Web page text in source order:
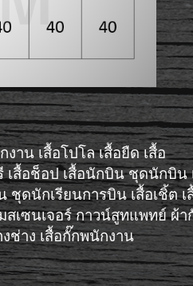
งานเสื้อโปโลเสื้อยืดเสื้อ
เสื้อช็อปเสื้อนักบินชุดนักบิน
ชุดนักเรียนการบินเสื้อเชิ้ต
สเซนเจอร์กาวน์สูทแพทย์ผ้า
งช่างเสื้อกั๊กพนักงาน